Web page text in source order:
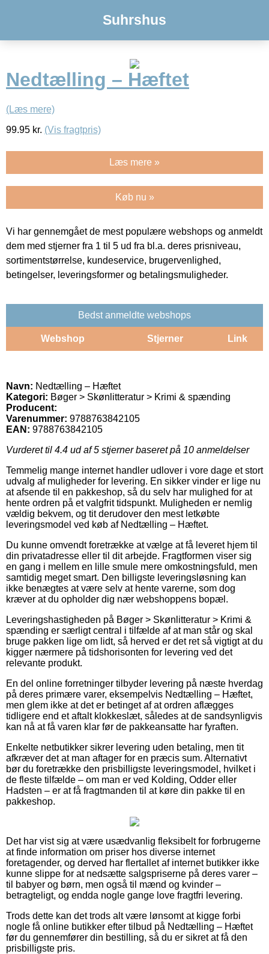
Suhrshus
Nedtælling – Hæftet
(Læs mere)
99.95 kr. (Vis fragtpris)
Læs mere »
Køb nu »
Vi har gennemgået de mest populære webshops og anmeldt
dem med stjerner fra 1 til 5 ud fra bl.a. deres prisniveau,
sortimentstørrelse, kundeservice, brugervenlighed,
betingelser, leveringsformer og betalingsmuligheder.
Bedst anmeldte webshops
Webshop Stjerner Link
Navn: Nedtælling – Hæftet
Kategori: Bøger > Skønlitteratur > Krimi & spænding
Producent:
Varenummer: 9788763842105
EAN: 9788763842105
Vurderet til 4.4 ud af 5 stjerner baseret på 10 anmeldelser
Temmelig mange internet handler udlover i vore dage et stort
udvalg af muligheder for levering. En sikker vinder er lige nu
at afsende til en pakkeshop, så du selv har mulighed for at
hente ordren på et valgfrit tidspunkt. Muligheden er nemlig
vældig bekvem, og tit derudover den mest letkøbte
leveringsmodel ved køb af Nedtælling – Hæftet.
Du kunne omvendt foretrække at vælge at få leveret hjem til
din privatadresse eller til dit arbejde. Fragtformen viser sig
en gang i mellem en lille smule mere omkostningsfuld, men
samtidig meget smart. Den billigste leveringsløsning kan
ikke benægtes at være selv at hente varerne, som dog
kræver at du opholder dig nær webshoppens bopæl.
Leveringshastigheden på Bøger > Skønlitteratur > Krimi &
spænding er særligt central i tilfælde af at man står og skal
bruge pakken lige om lidt, så herved er det ret så vigtigt at du
kigger nærmere på tidshorisonten for levering ved det
relevante produkt.
En del online forretninger tilbyder levering på næste hverdag
på deres primære varer, eksempelvis Nedtælling – Hæftet,
men glem ikke at det er betinget af at ordren aflægges
tidligere end et aftalt klokkeslæt, således at de sandsynligvis
kan nå at få varen klar før de pakkeansatte har fyraften.
Enkelte netbutikker sikrer levering uden betaling, men tit
afkræver det at man aftager for en præcis sum. Alternativt
bør du foretrække den prisbilligste leveringsmodel, hvilket i
de fleste tilfælde – om man er ved Kolding, Odder eller
Hadsten – er at få fragtmanden til at køre din pakke til en
pakkeshop.
Det har vist sig at være usædvanlig fleksibelt for forbrugerne
at finde information om priser hos diverse internet
foretagender, og derved har flertallet af internet butikker ikke
kunne slippe for at nedsætte salgspriserne på deres varer –
til babyer og børn, men også til mænd og kvinder –
betragteligt, og endda nogle gange love fragtfri levering.
Trods dette kan det trods alt være lønsomt at kigge forbi
nogle få online butikker efter tilbud på Nedtælling – Hæftet
før du gennemfører din bestilling, så du er sikret at få den
prisbilligste pris.